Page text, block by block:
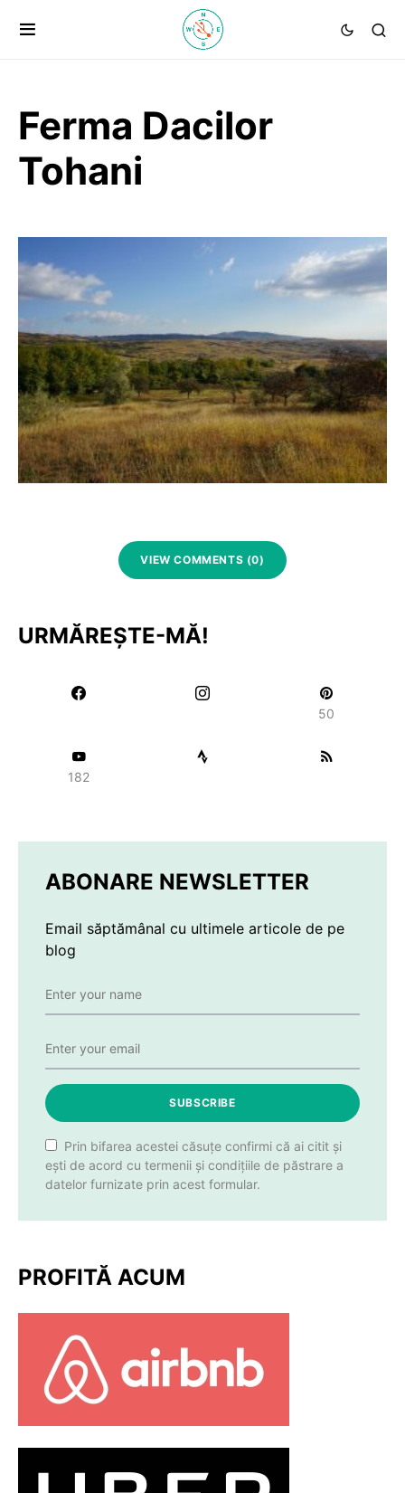
Ferma Dacilor
Tohani
VIEW COMMENTS (0)
URMĂREȘTE-MĂ!
50
182
ABONARE NEWSLETTER
Email săptămânal cu ultimele articole de pe
blog
SUBSCRIBE
Prin bifarea acestei căsuțe confirmi că ai citit și
ești de acord cu termenii și condițiile de păstrare a
datelor furnizate prin acest formular.
PROFITĂ ACUM